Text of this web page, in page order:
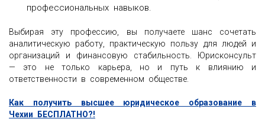
профессиональных навыков.
Выбирая эту профессию, вы получаете шанс сочетать
аналитическую работу, практическую пользу для людей и
организаций и финансовую стабильность. Юрисконсульт
— это не только карьера, но и путь к влиянию и
ответственности в современном обществе.
Как получить высшее юридическое образование в
Чехии БЕСПЛАТНО?!